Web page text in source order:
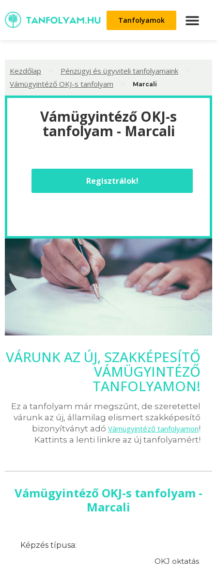
Tanfolyamok
Kezdőlap Pénzügyi és ügyviteli tanfolyamaink
Vámügyintéző OKJ-s tanfolyam Marcali
Vámügyintéző OKJ-s
tanfolyam - Marcali
Regisztrálok!
VÁRUNK AZ ÚJ, SZAKKÉPESÍTŐ
VÁMÜGYINTÉZŐ
TANFOLYAMON!
Ez a tanfolyam már megszűnt, de szeretettel
várunk az új, államilag elismert szakképesítő
bizonyítványt adó Vámügyintéző tanfolyamon!
Kattints a lenti linkre az új tanfolyamért!
Vámügyintéző OKJ-s tanfolyam -
Marcali
Képzés típusa:
OKJ oktatás